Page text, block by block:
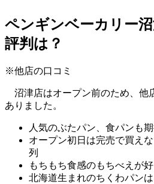
ペンギンベーカリー
評判は？
※他店の口コミ
沼津店はオープン前のため、他
ありました。
人気のぶたパン、食パンも
オープン初日は完売で買え
列
もちもち食感のもちべえが好
北海道生まれのちくわパン